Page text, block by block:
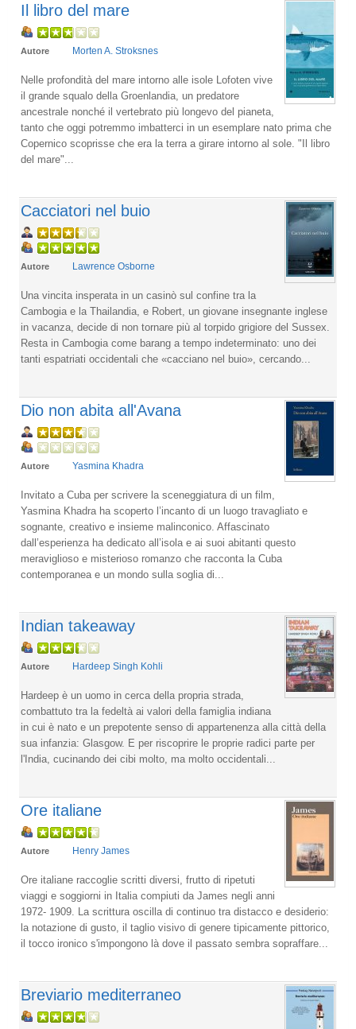
Il libro del mare
Autore Morten A. Stroksnes
Nelle profondità del mare intorno alle isole Lofoten vive
il grande squalo della Groenlandia, un predatore
ancestrale nonché il vertebrato più longevo del pianeta,
tanto che oggi potremmo imbatterci in un esemplare nato prima che
Copernico scoprisse che era la terra a girare intorno al sole. "Il libro
del mare"...
Cacciatori nel buio
Autore Lawrence Osborne
Una vincita insperata in un casinò sul confine tra la
Cambogia e la Thailandia, e Robert, un giovane insegnante inglese
in vacanza, decide di non tornare più al torpido grigiore del Sussex.
Resta in Cambogia come barang a tempo indeterminato: uno dei
tanti espatriati occidentali che «cacciano nel buio», cercando...
Dio non abita all'Avana
Autore Yasmina Khadra
Invitato a Cuba per scrivere la sceneggiatura di un film,
Yasmina Khadra ha scoperto l’incanto di un luogo travagliato e
sognante, creativo e insieme malinconico. Affascinato
dall’esperienza ha dedicato all’isola e ai suoi abitanti questo
meraviglioso e misterioso romanzo che racconta la Cuba
contemporanea e un mondo sulla soglia di...
Indian takeaway
Autore Hardeep Singh Kohli
Hardeep è un uomo in cerca della propria strada,
combattuto tra la fedeltà ai valori della famiglia indiana
in cui è nato e un prepotente senso di appartenenza alla città della
sua infanzia: Glasgow. E per riscoprire le proprie radici parte per
l'India, cucinando dei cibi molto, ma molto occidentali...
Ore italiane
Autore Henry James
Ore italiane raccoglie scritti diversi, frutto di ripetuti
viaggi e soggiorni in Italia compiuti da James negli anni
1972- 1909. La scrittura oscilla di continuo tra distacco e desiderio:
la notazione di gusto, il taglio visivo di genere tipicamente pittorico,
il tocco ironico s'impongono là dove il passato sembra sopraffare...
Breviario mediterraneo